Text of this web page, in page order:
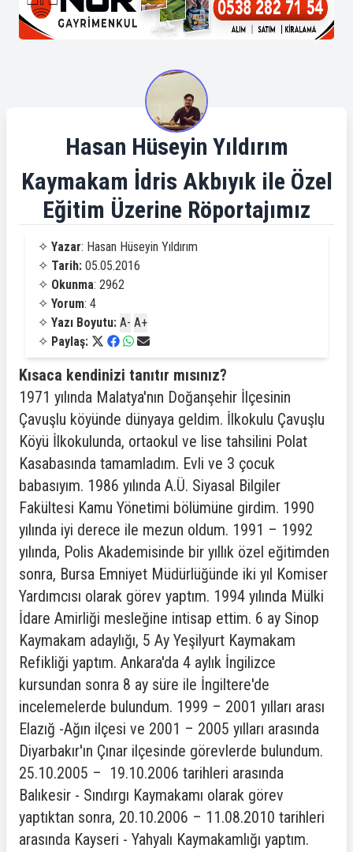
Hasan Hüseyin Yıldırım
Kaymakam İdris Akbıyık ile Özel
Eğitim Üzerine Röportajımız
✧ Yazar: Hasan Hüseyin Yıldırım
✧ Tarih: 05.05.2016
✧ Okunma: 2962
✧ Yorum: 4
✧ Yazı Boyutu: A- A+
✧ Paylaş:
Kısaca kendinizi tanıtır mısınız?
1971 yılında Malatya'nın Doğanşehir İlçesinin
Çavuşlu köyünde dünyaya geldim. İlkokulu Çavuşlu
Köyü İlkokulunda, ortaokul ve lise tahsilini Polat
Kasabasında tamamladım. Evli ve 3 çocuk
babasıyım. 1986 yılında A.Ü. Siyasal Bilgiler
Fakültesi Kamu Yönetimi bölümüne girdim. 1990
yılında iyi derece ile mezun oldum. 1991 – 1992
yılında, Polis Akademisinde bir yıllık özel eğitimden
sonra, Bursa Emniyet Müdürlüğünde iki yıl Komiser
Yardımcısı olarak görev yaptım. 1994 yılında Mülki
İdare Amirliği mesleğine intisap ettim. 6 ay Sinop
Kaymakam adaylığı, 5 Ay Yeşilyurt Kaymakam
Refikliği yaptım. Ankara'da 4 aylık İngilizce
kursundan sonra 8 ay süre ile İngiltere'de
incelemelerde bulundum. 1999 – 2001 yılları arası
Elazığ -Ağın ilçesi ve 2001 – 2005 yılları arasında
Diyarbakır'ın Çınar ilçesinde görevlerde bulundum.
25.10.2005 – 19.10.2006 tarihleri arasında
Balıkesir - Sındırgı Kaymakamı olarak görev
yaptıktan sonra, 20.10.2006 – 11.08.2010 tarihleri
arasında Kayseri - Yahyalı Kaymakamlığı yaptım.